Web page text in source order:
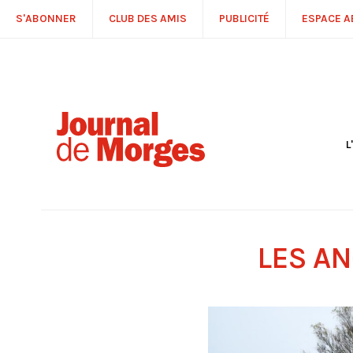
S'ABONNER CLUB DES AMIS PUBLICITÉ ESPACE
LES